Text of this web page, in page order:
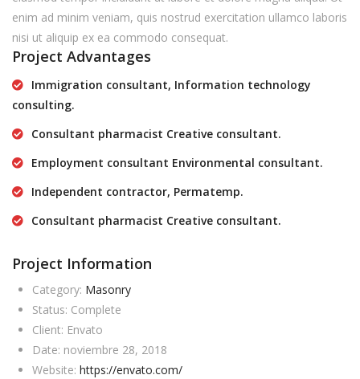
enim ad minim veniam, quis nostrud exercitation ullamco laboris
nisi ut aliquip ex ea commodo consequat.
Project Advantages
Immigration consultant, Information technology
consulting.
Consultant pharmacist Creative consultant.
Employment consultant Environmental consultant.
Independent contractor, Permatemp.
Consultant pharmacist Creative consultant.
Project Information
Category: Masonry
Status: Complete
Client: Envato
Date: noviembre 28, 2018
Website: https://envato.com/